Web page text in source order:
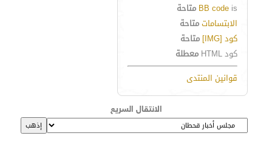
BB code is
متاحة
الابتساماتمتاحة
كود [IMG]
متاحة
كود HTML
معطلة
قوانين المنتدى
الانتقال السريع